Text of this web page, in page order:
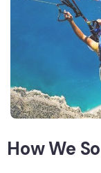
How We